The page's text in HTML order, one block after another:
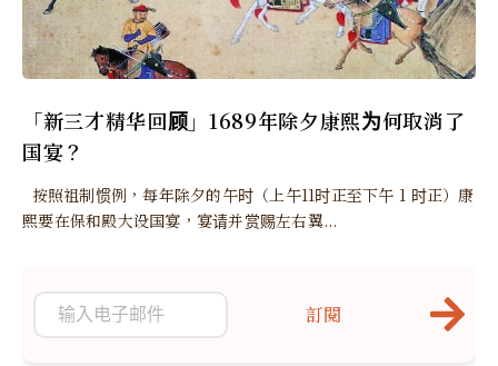
「新三才精华回顾」1689年除夕康熙为何取消了
国宴？
熙要在保和殿大设国宴，宴请并赏赐左右翼...
訂閱